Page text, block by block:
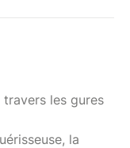
les gures
la